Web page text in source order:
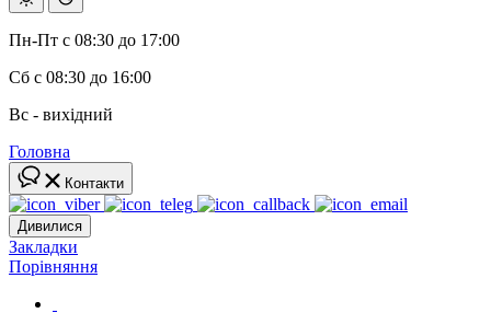
Пн-Пт с 08:30 до 17:00
Сб с 08:30 до 16:00
Вс - вихідний
Головна
Контакти
Дивилися
Закладки
Порівняння